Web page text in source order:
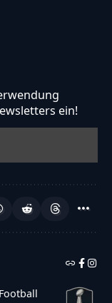
ein!